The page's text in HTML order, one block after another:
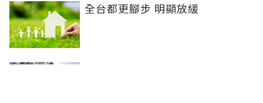
全台都更腳步 明顯放緩